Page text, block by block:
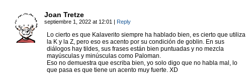
Joan Tretze
septiembre 1, 2022 at 12:01 | Reply
Lo cierto es que Kalaverito siempre ha hablado bien, es cierto que utiliza
la K y la Z, pero eso es acento por su condición de goblin. En sus
diálogos hay tildes, sus frases están bien puntuadas y no mezcla
mayúsculas y minúsculas como Paloman.
Eso no demuestra que escriba bien, yo solo digo que no habla mal, lo
que pasa es que tiene un acento muy fuerte. XD